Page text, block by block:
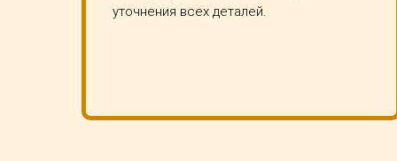
уточнения всех деталей.